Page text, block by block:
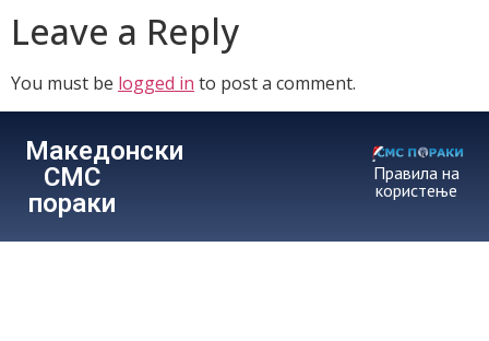
Leave a Reply
You must be logged in to post a comment.
Македонски
СМС
пораки
Правила на
користење